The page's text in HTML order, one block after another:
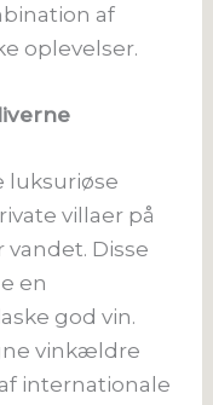
af
oplevelser.
luksuriøse
villaer på
Disse
en
god vin.
vinkældre
internationale